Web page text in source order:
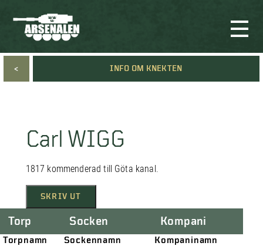
< INFO OM KNEKTEN
Carl WIGG
1817 kommenderad till Göta kanal.
SKRIV UT
Torp
Torpnamn
Socken
Sockennamn
Kompani
Kompaninamn